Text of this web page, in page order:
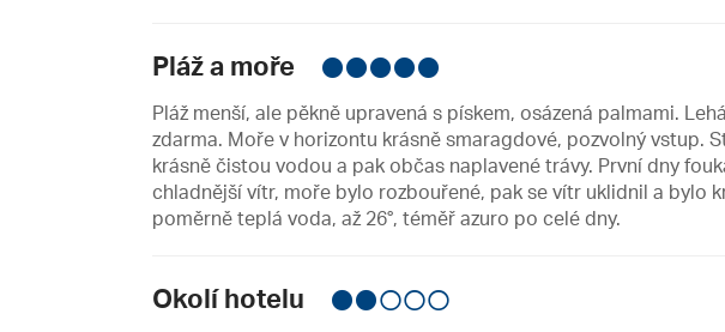
Pláž a moře
Pláž menší, ale pěkně upravená s pískem, osázená palmami.
zdarma. Moře v horizontu krásně smaragdové, pozvolný vstup.
krásně čistou vodou a pak občas naplavené trávy. První dny
chladnější vítr, moře bylo rozbouřené, pak se vítr uklidnil a bylo
poměrně teplá voda, až 26°, téměř azuro po celé dny.
Okolí hotelu